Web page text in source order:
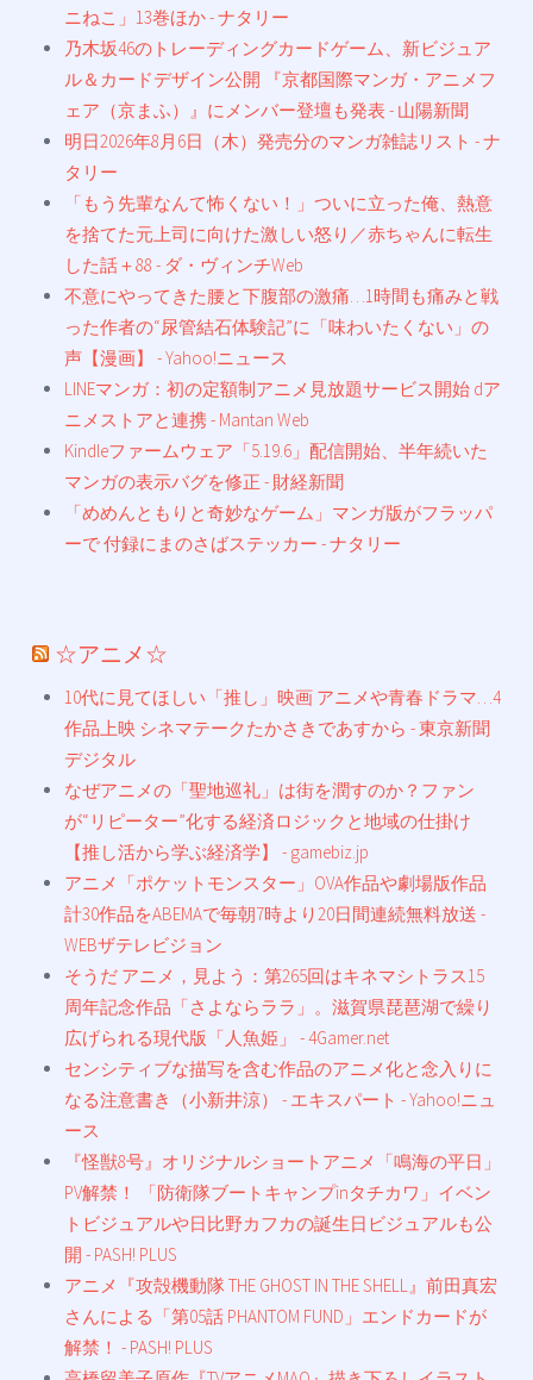
ニねこ」13巻ほか - ナタリー
乃木坂46のトレーディングカードゲーム、新ビジュア
ル＆カードデザイン公開 『京都国際マンガ・アニメフ
ェア（京まふ）』にメンバー登壇も発表 - 山陽新聞
明日2026年8月6日（木）発売分のマンガ雑誌リスト - ナ
タリー
「もう先輩なんて怖くない！」ついに立った俺、熱意
を捨てた元上司に向けた激しい怒り／赤ちゃんに転生
した話＋88 - ダ・ヴィンチWeb
不意にやってきた腰と下腹部の激痛…1時間も痛みと戦
った作者の“尿管結石体験記”に「味わいたくない」の
声【漫画】 - Yahoo!ニュース
LINEマンガ：初の定額制アニメ見放題サービス開始 dア
ニメストアと連携 - Mantan Web
Kindleファームウェア「5.19.6」配信開始、半年続いた
マンガの表示バグを修正 - 財経新聞
「めめんともりと奇妙なゲーム」マンガ版がフラッパ
ーで 付録にまのさばステッカー - ナタリー
☆アニメ☆
10代に見てほしい「推し」映画 アニメや青春ドラマ…4
作品上映 シネマテークたかさきであすから - 東京新聞
デジタル
なぜアニメの「聖地巡礼」は街を潤すのか？ファン
が“リピーター”化する経済ロジックと地域の仕掛け
【推し活から学ぶ経済学】 - gamebiz.jp
アニメ「ポケットモンスター」OVA作品や劇場版作品
計30作品をABEMAで毎朝7時より20日間連続無料放送 -
WEBザテレビジョン
そうだ アニメ，見よう：第265回はキネマシトラス15
周年記念作品「さよならララ」。滋賀県琵琶湖で繰り
広げられる現代版「人魚姫」 - 4Gamer.net
センシティブな描写を含む作品のアニメ化と念入りに
なる注意書き（小新井涼） - エキスパート - Yahoo!ニュ
ース
『怪獣8号』オリジナルショートアニメ「鳴海の平日」
PV解禁！ 「防衛隊ブートキャンプinタチカワ」イベン
トビジュアルや日比野カフカの誕生日ビジュアルも公
開 - PASH! PLUS
アニメ『攻殻機動隊 THE GHOST IN THE SHELL』前田真宏
さんによる「第05話 PHANTOM FUND」エンドカードが
解禁！ - PASH! PLUS